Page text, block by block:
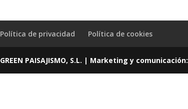
Política de privacidad Política de cookies
PAISAJISMO, S.L. | Marketing y comunicación: